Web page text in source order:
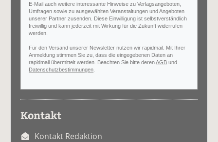
E-Mail auch weitere interessante Hinweise zu Verlagsangeboten,
Umfragen sowie zu ausgewählten Veranstaltungen und Angeboten
unserer Partner zusenden. Diese Einwilligung ist selbstverständlich
freiwillig und kann jederzeit mit Wirkung für die Zukunft widerrufen
werden.
Für den Versand unserer Newsletter nutzen wir rapidmail. Mit Ihrer
Anmeldung stimmen Sie zu, dass die eingegebenen Daten an
rapidmail übermittelt werden. Beachten Sie bitte derenAGB und
Datenschutzbestimmungen
Kontakt
Kontakt Redaktion